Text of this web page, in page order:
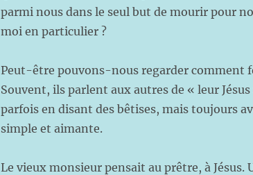
parmi nous dans le seul but de mourir pour
moi en particulier ?
Peut-être pouvons-nous regarder comment
Souvent, ils parlent aux autres de « leur
parfois en disant des bêtises, mais toujours
simple et aimante.
Le vieux monsieur pensait au prêtre, à